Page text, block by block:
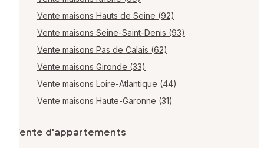
Vente maisons Hauts de Seine (92)
Vente maisons Seine-Saint-Denis (93)
Vente maisons Pas de Calais (62)
Vente maisons Gironde (33)
Vente maisons Loire-Atlantique (44)
Vente maisons Haute-Garonne (31)
Vente d'appartements